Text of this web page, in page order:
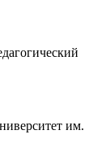
им.